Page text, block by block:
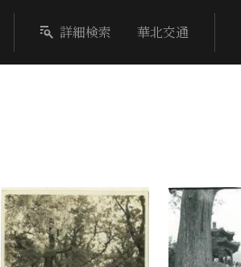
詳細検索 華北交通